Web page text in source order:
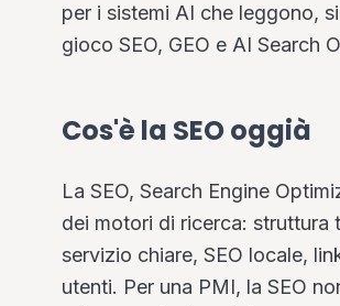
per i sistemi AI che leggono,
gioco SEO, GEO e AI Search
Cos'è la SEO oggià
La SEO, Search Engine
dei motori di ricerca:
servizio chiare, SEO locale,
utenti. Per una PMI, la SEO